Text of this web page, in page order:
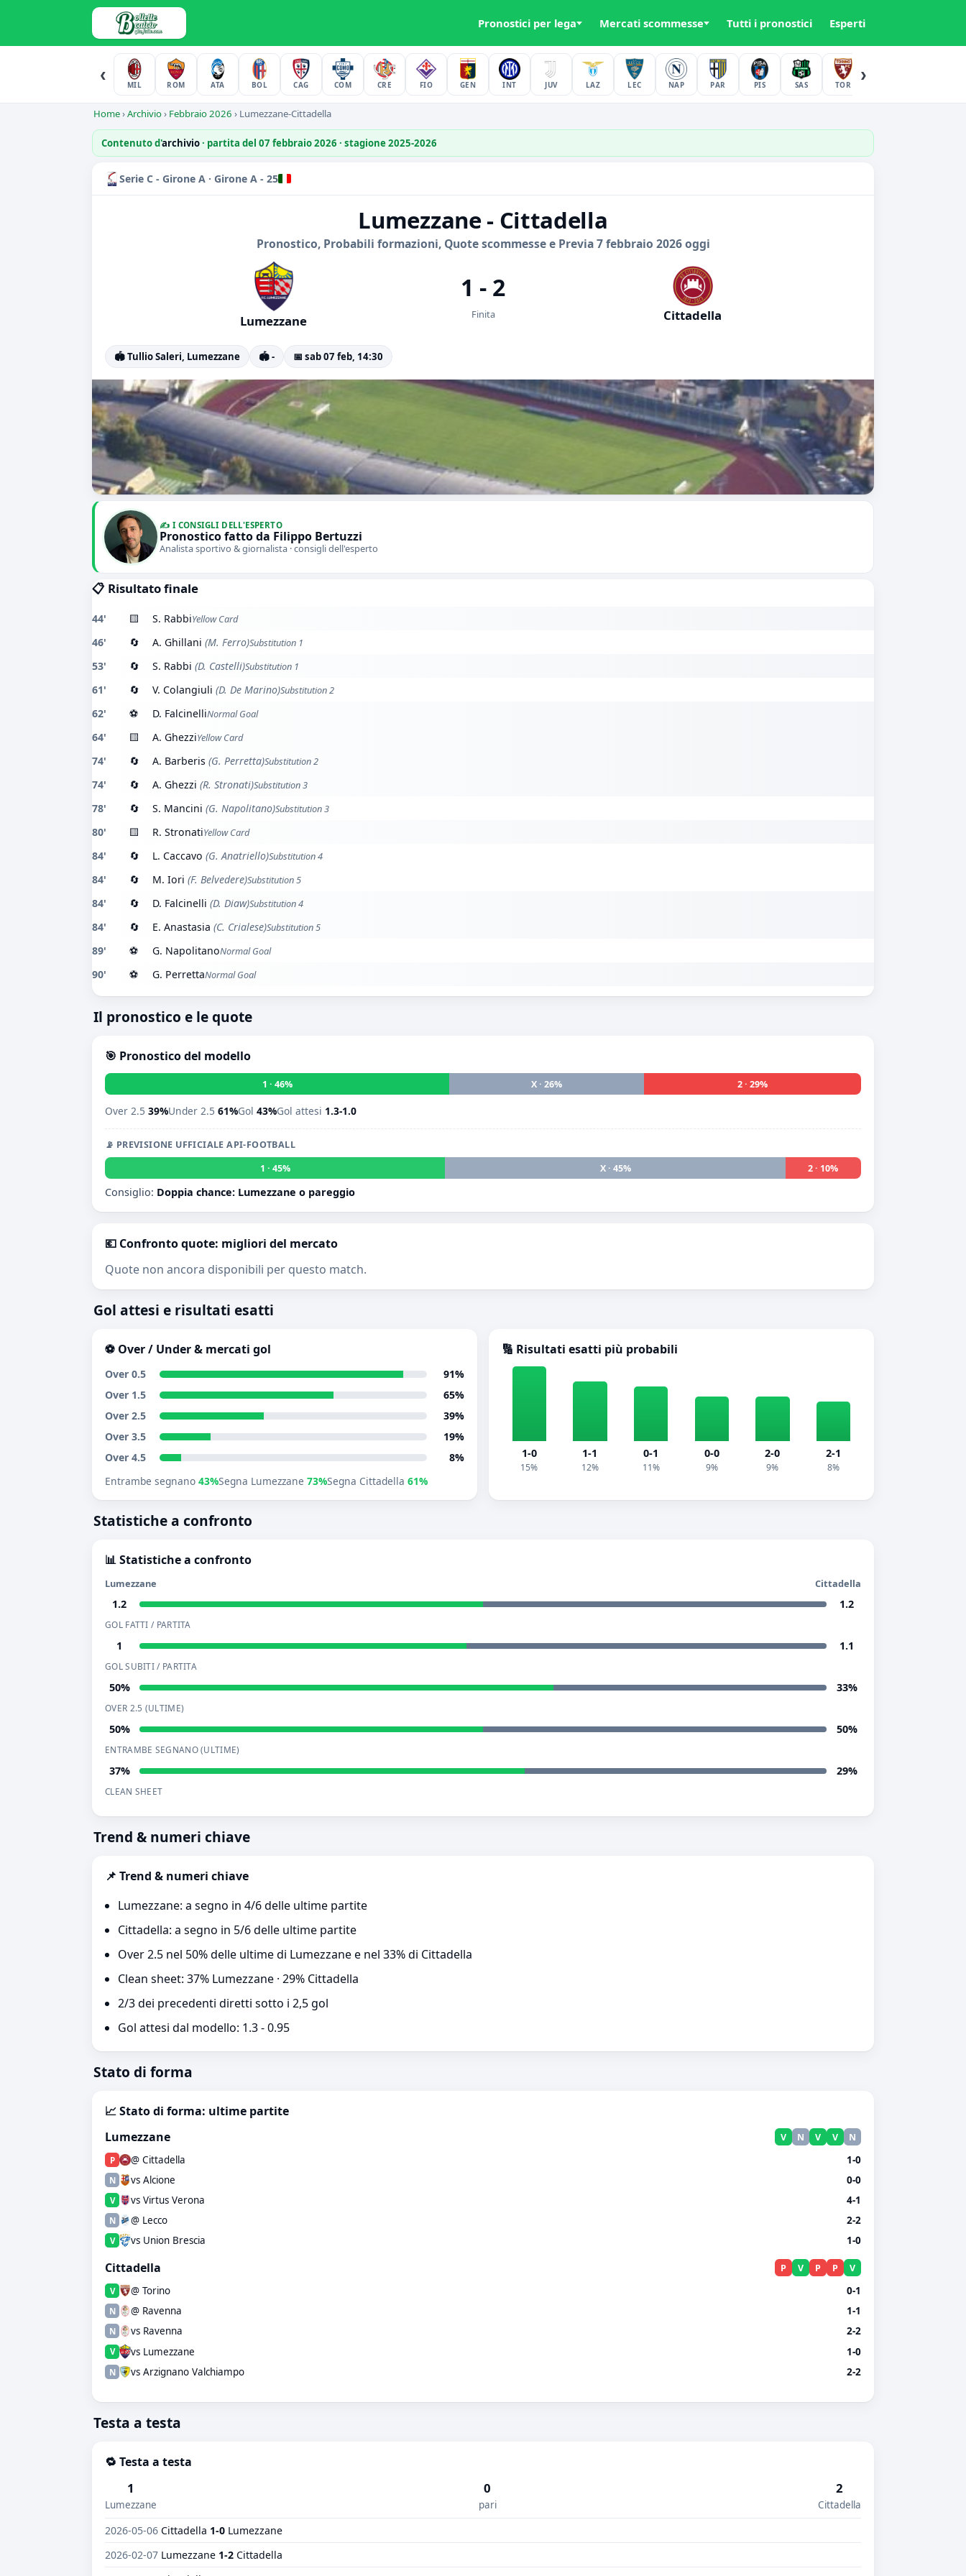
Pronostici per lega Mercati scommesse Tutti i pronostici Esperti
‹
MIL ROM ATA BOL CAG COM CRE FIO GEN INT JUV LAZ LEC NAP PAR PIS SAS TOR
›
Home›Archivio› Febbraio 2026 › Lumezzane-Cittadella
Contenuto d'archivio· partita del 07 febbraio 2026 · stagione 2025-2026
Serie C - Girone A · Girone A - 25
Lumezzane - Cittadella
Pronostico, Probabili formazioni, Quote scommesse e Previa 7 febbraio 2026 oggi
Lumezzane
1 - 2
Finita Cittadella
🏟️ Tullio Saleri, Lumezzane 🏟️ - 📅 sab 07 feb, 14:30
✍️ I CONSIGLI DELL'ESPERTO
Pronostico fatto da Filippo Bertuzzi
Analista sportivo & giornalista · consigli dell'esperto
📋 Risultato finale
44' 🟨 S. RabbiYellow Card
46' 🔄 A. Ghillani (M. Ferro)Substitution 1
53' 🔄 S. Rabbi (D. Castelli)Substitution 1
61' 🔄 V. Colangiuli (D. De Marino)Substitution 2
62' ⚽ D. FalcinelliNormal Goal
64' 🟨 A. GhezziYellow Card
74' 🔄 A. Barberis (G. Perretta)Substitution 2
74' 🔄 A. Ghezzi (R. Stronati)Substitution 3
78' 🔄 S. Mancini (G. Napolitano)Substitution 3
80' 🟨 R. StronatiYellow Card
84' 🔄 L. Caccavo (G. Anatriello)Substitution 4
84' 🔄 M. Iori (F. Belvedere)Substitution 5
84' 🔄 D. Falcinelli (D. Diaw)Substitution 4
84' 🔄 E. Anastasia (C. Crialese)Substitution 5
89' ⚽ G. NapolitanoNormal Goal
90' ⚽ G. PerrettaNormal Goal
Il pronostico e le quote
🎯 Pronostico del modello
1 · 46% X · 26% 2 · 29%
Over 2.5 39%Under 2.5 61%Gol 43%Gol attesi 1.3-1.0
📡 PREVISIONE UFFICIALE API-FOOTBALL
1 · 45%
X · 45% 2 · 10%
Consiglio: Doppia chance: Lumezzane o pareggio
💶 Confronto quote: migliori del mercato
Quote non ancora disponibili per questo match.
Gol attesi e risultati esatti
⚽ Over / Under & mercati gol
Over 0.5
91%
Over 1.5
65%
Over 2.5
39%
Over 3.5
19%
Over 4.5
8%
Entrambe segnano 43%Segna Lumezzane 73%Segna Cittadella 61%
🔢 Risultati esatti più probabili
1-0
15%
1-1
12%
0-1
11%
0-0
9%
2-0
9%
2-1
8%
Statistiche a confronto
📊 Statistiche a confronto
Lumezzane Cittadella
1.2 1.2
GOL FATTI / PARTITA
1 1.1
GOL SUBITI / PARTITA
50% 33%
OVER 2.5 (ULTIME)
50% 50%
ENTRAMBE SEGNANO (ULTIME)
37% 29%
CLEAN SHEET
Trend & numeri chiave
📌 Trend & numeri chiave
Lumezzane: a segno in 4/6 delle ultime partite
Cittadella: a segno in 5/6 delle ultime partite
Over 2.5 nel 50% delle ultime di Lumezzane e nel 33% di Cittadella
Clean sheet: 37% Lumezzane · 29% Cittadella
2/3 dei precedenti diretti sotto i 2,5 gol
Gol attesi dal modello: 1.3 - 0.95
Stato di forma
📈 Stato di forma: ultime partite
Lumezzane
V N V V N
P @ Cittadella 1-0
N vs Alcione 0-0
V vs Virtus Verona 4-1
N @ Lecco 2-2
V vs Union Brescia 1-0
Cittadella P V P P V
V @ Torino 0-1
N @ Ravenna 1-1
N vs Ravenna 2-2
V vs Lumezzane 1-0
N vs Arzignano Valchiampo 2-2
Testa a testa
🔁 Testa a testa
1
Lumezzane
0
pari
2
Cittadella
2026-05-06 Cittadella 1-0 Lumezzane
2026-02-07 Lumezzane 1-2 Cittadella